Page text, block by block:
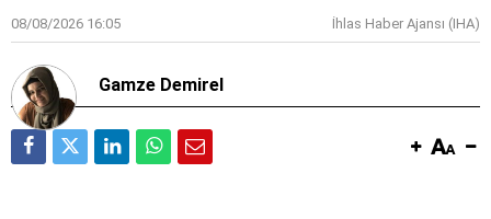
08/08/2026 16:05 İhlas Haber Ajansı (IHA)
Gamze Demirel